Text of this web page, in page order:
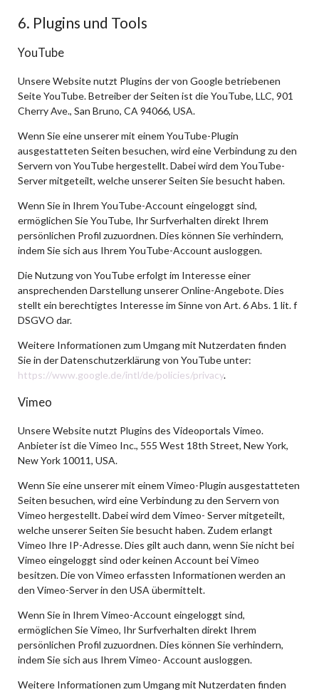
6. Plugins und Tools
YouTube
Unsere Website nutzt Plugins der von Google betriebenen
Seite YouTube. Betreiber der Seiten ist die YouTube, LLC, 901
Cherry Ave., San Bruno, CA 94066, USA.
Wenn Sie eine unserer mit einem YouTube-Plugin
ausgestatteten Seiten besuchen, wird eine Verbindung zu den
Servern von YouTube hergestellt. Dabei wird dem YouTube-
Server mitgeteilt, welche unserer Seiten Sie besucht haben.
Wenn Sie in Ihrem YouTube-Account eingeloggt sind,
ermöglichen Sie YouTube, Ihr Surfverhalten direkt Ihrem
persönlichen Profil zuzuordnen. Dies können Sie verhindern,
indem Sie sich aus Ihrem YouTube-Account ausloggen.
Die Nutzung von YouTube erfolgt im Interesse einer
ansprechenden Darstellung unserer Online-Angebote. Dies
stellt ein berechtigtes Interesse im Sinne von Art. 6 Abs. 1 lit. f
DSGVO dar.
Weitere Informationen zum Umgang mit Nutzerdaten finden
Sie in der Datenschutzerklärung von YouTube unter:
https://www.google.de/intl/de/policies/privacy.
Vimeo
Unsere Website nutzt Plugins des Videoportals Vimeo.
Anbieter ist die Vimeo Inc., 555 West 18th Street, New York,
New York 10011, USA.
Wenn Sie eine unserer mit einem Vimeo-Plugin ausgestatteten
Seiten besuchen, wird eine Verbindung zu den Servern von
Vimeo hergestellt. Dabei wird dem Vimeo- Server mitgeteilt,
welche unserer Seiten Sie besucht haben. Zudem erlangt
Vimeo Ihre IP-Adresse. Dies gilt auch dann, wenn Sie nicht bei
Vimeo eingeloggt sind oder keinen Account bei Vimeo
besitzen. Die von Vimeo erfassten Informationen werden an
den Vimeo-Server in den USA übermittelt.
Wenn Sie in Ihrem Vimeo-Account eingeloggt sind,
ermöglichen Sie Vimeo, Ihr Surfverhalten direkt Ihrem
persönlichen Profil zuzuordnen. Dies können Sie verhindern,
indem Sie sich aus Ihrem Vimeo- Account ausloggen.
Weitere Informationen zum Umgang mit Nutzerdaten finden